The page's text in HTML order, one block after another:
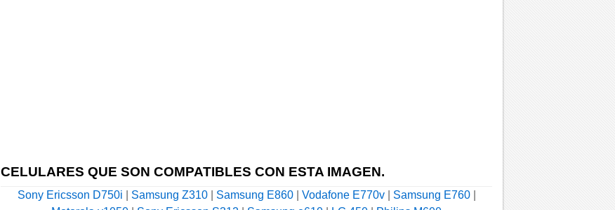
CELULARES QUE SON COMPATIBLES CON ESTA IMAGEN.
Sony Ericsson D750i Samsung Z310| Samsung E860| Vodafone E770v| Samsung E760|